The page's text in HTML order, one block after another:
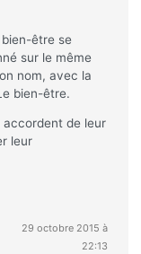
être se
sur le même
nom, avec la
bien-être.
de leur
leur
29 octobre 2015 à
22:13